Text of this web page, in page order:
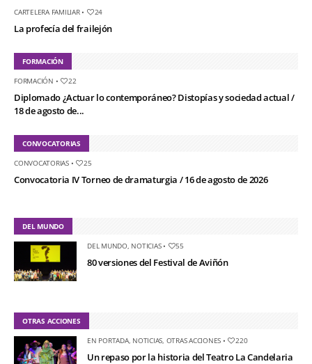
CARTELERA FAMILIAR• 24
La profecía del frailejón
FORMACIÓN
FORMACIÓN • 22
Diplomado ¿Actuar lo contemporáneo? Distopías y sociedad actual /
18 de agosto de...
CONVOCATORIAS
CONVOCATORIAS• 25
Convocatoria IV Torneo de dramaturgia / 16 de agosto de 2026
DEL MUNDO
DEL MUNDO, NOTICIAS• 55
80 versiones del Festival de Aviñón
OTRAS ACCIONES
EN PORTADA, NOTICIAS OTRAS ACCIONES • 220
Un repaso por la historia del Teatro La Candelaria